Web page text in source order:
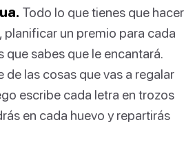
Todo lo que tienes que hacer
planificar un premio para cada
que sabes que le encantará.
de las cosas que vas a regalar
escribe cada letra en trozos
en cada huevo y repartirás